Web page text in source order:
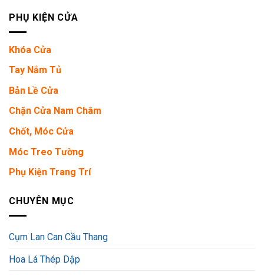
PHỤ KIỆN CỬA
Khóa Cửa
Tay Nắm Tủ
Bản Lề Cửa
Chặn Cửa Nam Châm
Chốt, Móc Cửa
Móc Treo Tường
Phụ Kiện Trang Trí
CHUYÊN MỤC
Cụm Lan Can Cầu Thang
Hoa Lá Thép Dập